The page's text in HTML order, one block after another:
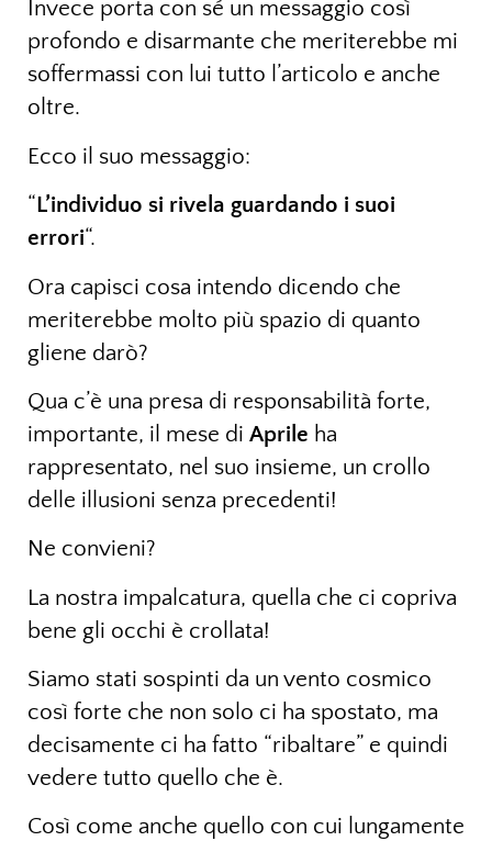
Invece porta con sé un messaggio così
profondo e disarmante che meriterebbe mi
soffermassi con lui tutto l’articolo e anche
oltre.
Ecco il suo messaggio:
“L’individuo si rivela guardando i suoi
errori“.
Ora capisci cosa intendo dicendo che
meriterebbe molto più spazio di quanto
gliene darò?
Qua c’è una presa di responsabilità forte,
importante, il mese di Aprile ha
rappresentato, nel suo insieme, un crollo
delle illusioni senza precedenti!
Ne convieni?
La nostra impalcatura, quella che ci copriva
bene gli occhi è crollata!
Siamo stati sospinti da un vento cosmico
così forte che non solo ci ha spostato, ma
decisamente ci ha fatto “ribaltare” e quindi
vedere tutto quello che è.
Così come anche quello con cui lungamente